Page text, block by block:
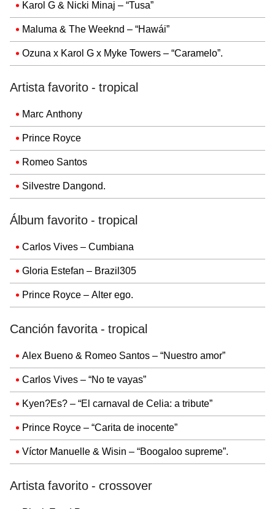
Karol G & Nicki Minaj – “Tusa”
Maluma & The Weeknd – “Hawái”
Ozuna x Karol G x Myke Towers – “Caramelo”.
Artista favorito - tropical
Marc Anthony
Prince Royce
Romeo Santos
Silvestre Dangond.
Álbum favorito - tropical
Carlos Vives – Cumbiana
Gloria Estefan – Brazil305
Prince Royce – Alter ego.
Canción favorita - tropical
Alex Bueno & Romeo Santos – “Nuestro amor”
Carlos Vives – “No te vayas”
Kyen?Es? – “El carnaval de Celia: a tribute”
Prince Royce – “Carita de inocente”
Víctor Manuelle & Wisin – “Boogaloo supreme”.
Artista favorito - crossover